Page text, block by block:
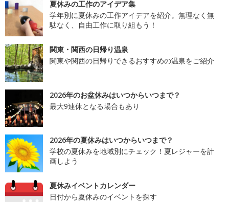
夏休みの工作のアイデア集
学年別に夏休みの工作アイデアを紹介。無理なく無
駄なく、自由工作に取り組もう！
関東・関西の日帰り温泉
関東や関西の日帰りできるおすすめの温泉をご紹介
2026年のお盆休みはいつからいつまで？
最大9連休となる場合もあり
2026年の夏休みはいつからいつまで？
学校の夏休みを地域別にチェック！夏レジャーを計
画しよう
夏休みイベントカレンダー
日付から夏休みのイベントを探す